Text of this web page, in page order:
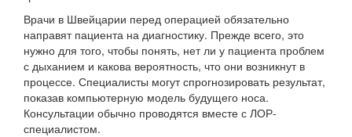
Врачи в Швейцарии перед операцией обязательно
направят пациента на диагностику. Прежде всего, это
нужно для того, чтобы понять, нет ли у пациента проблем
с дыханием и какова вероятность, что они возникнут в
процессе. Специалисты могут спрогнозировать результат,
показав компьютерную модель будущего носа.
Консультации обычно проводятся вместе с ЛОР-
специалистом.